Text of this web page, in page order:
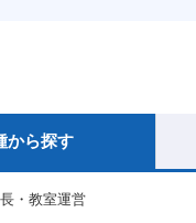
から探す
・教室運営